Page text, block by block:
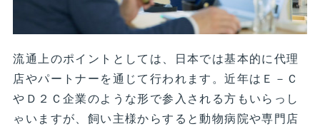
流通上のポイントとしては、日本では基本的に代理
店やパートナーを通じて行われます。近年はＥ－Ｃ
やＤ２Ｃ企業のような形で参入される方もいらっし
ゃいますが、飼い主様からすると動物病院や専門店